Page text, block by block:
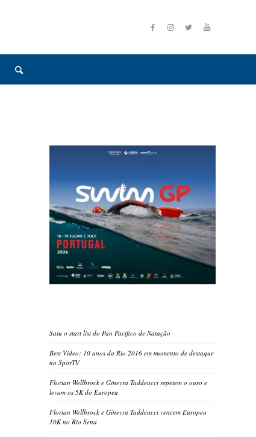
Saiu o start list do Pan Pacifico de Natação
Best Video: 10 anos da Rio 2016 em momento de destaque
no SporTV
Florian Wellbrock e Ginevra Taddeucci repetem o ouro e
levam os 5K do Europeu
Florian Wellbrock e Ginevra Taddeucci vencem Europeu
10K no Rio Sena